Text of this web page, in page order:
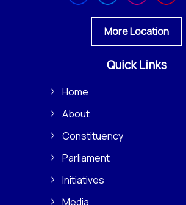
More Location
Quick Links
Home
About
Constituency
Parliament
Initiatives
Media